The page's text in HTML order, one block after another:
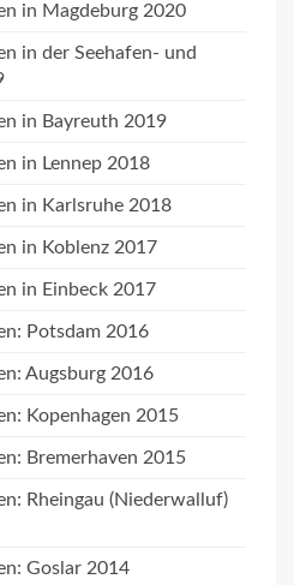
in Magdeburg 2020
in der Seehafen- und
in Bayreuth 2019
in Lennep 2018
in Karlsruhe 2018
in Koblenz 2017
in Einbeck 2017
Potsdam 2016
Augsburg 2016
Kopenhagen 2015
Bremerhaven 2015
Rheingau (Niederwalluf)
Goslar 2014